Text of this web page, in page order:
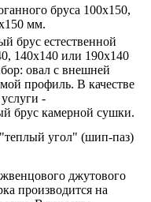
бруса 100х150,
мм.
брус естественной
140х140 или 190х140
овал с внешней
профиль. В качестве
-
брус камерной сушки.
угол" (шип-паз)
джутового
производится на